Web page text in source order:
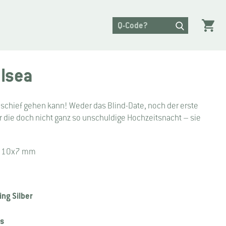
gehen kann! Weder das Blind-Date, noch der erste
doch nicht ganz so unschuldige Hochzeitsnacht – sie
10x7 mm
Silber